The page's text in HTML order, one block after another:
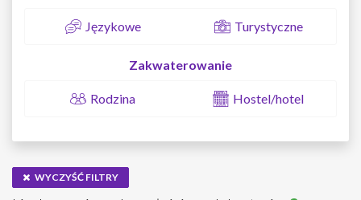
Językowe Turystyczne
Zakwaterowanie
Rodzina Hostel/hotel
WYCZYŚĆ FILTRY